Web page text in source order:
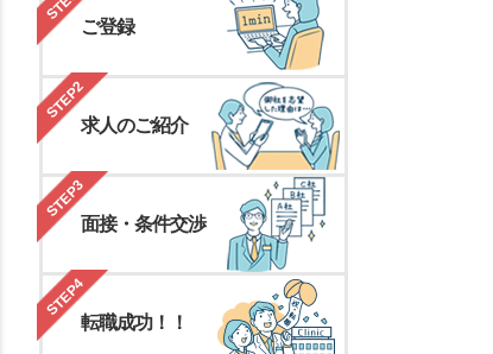
ご登録
STEP2
求人のご紹介
STEP3
面接・条件交渉
STEP4
転職成功！！